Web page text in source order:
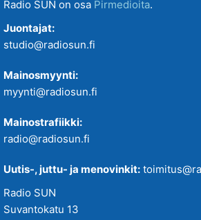
Radio SUN on osa Pirmedioita.
Juontajat:
studio@radiosun.fi
Mainosmyynti:
myynti@radiosun.fi
Mainostrafiikki:
radio@radiosun.fi
Uutis-, juttu- ja menovinkit:
Radio SUN
Suvantokatu 13